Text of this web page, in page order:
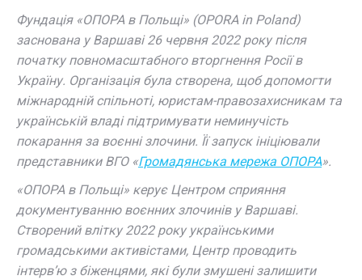
Фундація «ОПОРА в Польщі» (OPORA in Poland)
заснована у Варшаві 26 червня 2022 року після
початку повномасштабного вторгнення Росії в
Україну. Організація була створена, щоб допомогти
міжнародній спільноті, юристам-правозахисникам та
українській владі підтримувати неминучість
покарання за воєнні злочини. Її запуск ініціювали
представники ВГО «Громадянська мережа ОПОРА».
«ОПОРА в Польщі» керує Центром сприяння
документуванню воєнних злочинів у Варшаві.
Створений влітку 2022 року українськими
громадськими активістами, Центр проводить
інтерв’ю з біженцями, які були змушені залишити